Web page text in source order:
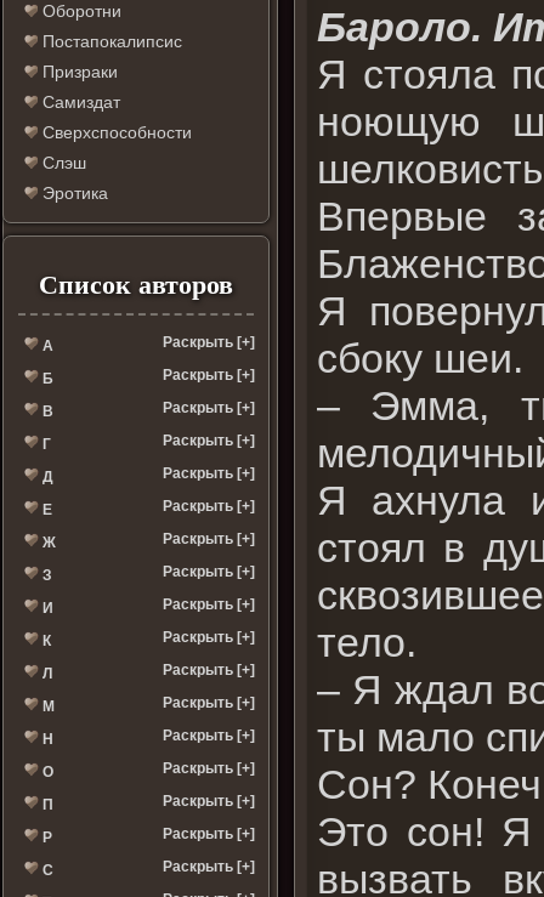
Оборотни
Постапокалипсис
Призраки
Самиздат
Сверхспособности
Слэш
Эротика
Список авторов
А Раскрыть [+]
Б Раскрыть [+]
В Раскрыть [+]
Г Раскрыть [+]
Д Раскрыть [+]
Е Раскрыть [+]
Ж Раскрыть [+]
З Раскрыть [+]
И Раскрыть [+]
К Раскрыть [+]
Л Раскрыть [+]
М Раскрыть [+]
Н Раскрыть [+]
О Раскрыть [+]
П Раскрыть [+]
Р Раскрыть [+]
С Раскрыть [+]
Бароло.
Я стояла
ноющую
Впервые
Я
сбоку шеи.
– Эмма,
Я ахнула
стоял в
тело.
– Я ждал
ты мало
Сон?
Это сон! Я
вызвать